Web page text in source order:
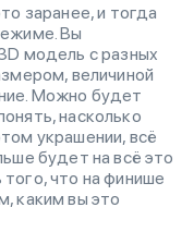
заранее, и тогда
Вы
модель с разных
величиной
Можно будет
насколько
украшении, всё
будет на всё это
что на финише
каким вы это